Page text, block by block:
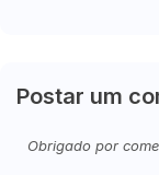
Postar um
Obrigado por